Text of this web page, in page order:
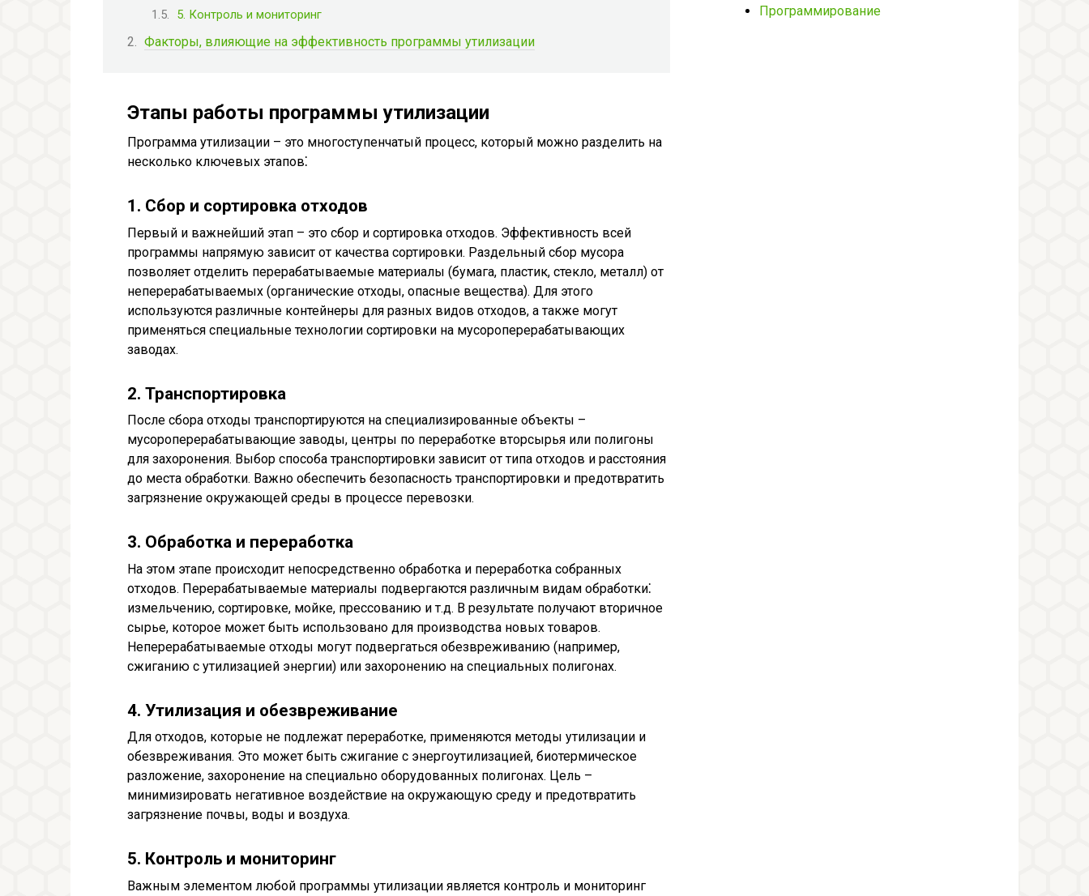
5. Контроль и мониторинг
Факторы, влияющие на эффективность программы утилизации
Этапы работы программы утилизации
Программа утилизации – это многоступенчатый процесс, который можно разделить на
несколько ключевых этапов⁚
1. Сбор и сортировка отходов
Первый и важнейший этап – это сбор и сортировка отходов. Эффективность всей
программы напрямую зависит от качества сортировки. Раздельный сбор мусора
позволяет отделить перерабатываемые материалы (бумага, пластик, стекло, металл) от
неперерабатываемых (органические отходы, опасные вещества). Для этого
используются различные контейнеры для разных видов отходов, а также могут
применяться специальные технологии сортировки на мусороперерабатывающих
заводах.
2. Транспортировка
После сбора отходы транспортируются на специализированные объекты –
мусороперерабатывающие заводы, центры по переработке вторсырья или полигоны
для захоронения. Выбор способа транспортировки зависит от типа отходов и расстояния
до места обработки. Важно обеспечить безопасность транспортировки и предотвратить
загрязнение окружающей среды в процессе перевозки.
3. Обработка и переработка
На этом этапе происходит непосредственно обработка и переработка собранных
отходов. Перерабатываемые материалы подвергаются различным видам обработки⁚
измельчению, сортировке, мойке, прессованию и т.д. В результате получают вторичное
сырье, которое может быть использовано для производства новых товаров.
Неперерабатываемые отходы могут подвергаться обезвреживанию (например,
сжиганию с утилизацией энергии) или захоронению на специальных полигонах.
4. Утилизация и обезвреживание
Для отходов, которые не подлежат переработке, применяются методы утилизации и
обезвреживания. Это может быть сжигание с энергоутилизацией, биотермическое
разложение, захоронение на специально оборудованных полигонах. Цель –
минимизировать негативное воздействие на окружающую среду и предотвратить
загрязнение почвы, воды и воздуха.
5. Контроль и мониторинг
Важным элементом любой программы утилизации является контроль и мониторинг
Программирование